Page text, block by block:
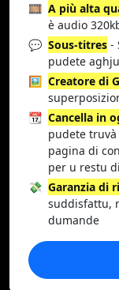
🎞️ A più alta
è audio
💬 Sous-titres -
pudete
🖼️ Creatore di
📆 Cancella in
pudete
pagina di
per u restu
💸 Garanzia di
suddisfattu,
dumande